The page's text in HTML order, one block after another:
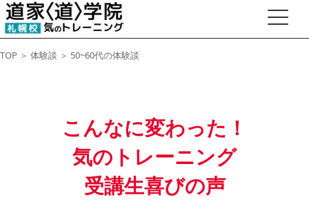
TOP ＞ 体験談 ＞ 50~60代の体験談
こんなに変わった！
気のトレーニング
受講生喜びの声